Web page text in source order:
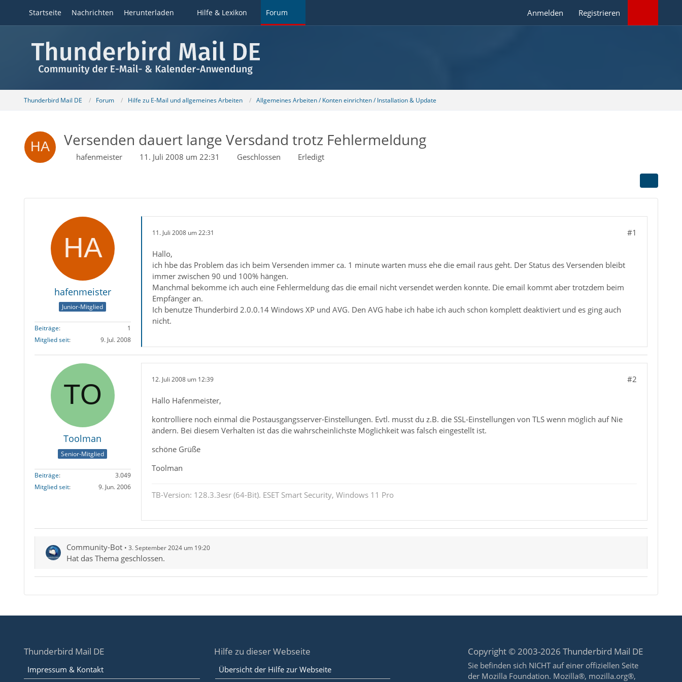
Startseite Nachrichten Herunterladen Hilfe & Lexikon Forum Anmelden Registrieren
Thunderbird Mail DE Forum Hilfe zu E-Mail und allgemeines Arbeiten Allgemeines Arbeiten / Konten einrichten / Installation & Update
Versenden dauert lange Versdand trotz Fehlermeldung
hafenmeister 11. Juli 2008 um 22:31 Geschlossen Erledigt
hafenmeister
Junior-Mitglied
Beiträge
1
Mitglied seit
9. Jul. 2008
11. Juli 2008 um 22:31 #1
Hallo,
ich hbe das Problem das ich beim Versenden immer ca. 1 minute warten muss ehe die email raus geht. Der Status des Versenden bleibt
immer zwischen 90 und 100% hängen.
Manchmal bekomme ich auch eine Fehlermeldung das die email nicht versendet werden konnte. Die email kommt aber trotzdem beim
Empfänger an.
Ich benutze Thunderbird 2.0.0.14 Windows XP und AVG. Den AVG habe ich habe ich auch schon komplett deaktiviert und es ging auch
nicht.
Toolman
Senior-Mitglied
Beiträge
3.049
Mitglied seit
9. Jun. 2006
12. Juli 2008 um 12:39 #2
Hallo Hafenmeister,
kontrolliere noch einmal die Postausgangsserver-Einstellungen. Evtl. musst du z.B. die SSL-Einstellungen von TLS wenn möglich auf Nie
ändern. Bei diesem Verhalten ist das die wahrscheinlichste Möglichkeit was falsch eingestellt ist.
schöne Grüße
Toolman
TB-Version: 128.3.3esr (64-Bit). ESET Smart Security, Windows 11 Pro
Community-Bot 3. September 2024 um 19:20
Hat das Thema geschlossen.
Thunderbird Mail DE
Impressum & Kontakt
Hilfe zu dieser Webseite
Übersicht der Hilfe zur Webseite
Copyright © 2003-2026 Thunderbird Mail DE
Sie befinden sich NICHT auf einer offiziellen Seite
der Mozilla Foundation. Mozilla®, mozilla.org®,